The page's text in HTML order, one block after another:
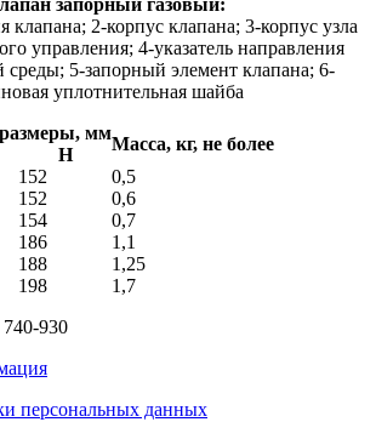
запорный газовый:
клапана; 2-корпус клапана; 3-корпус узла
управления; 4-указатель направления
среды; 5-запорный элемент клапана; 6-
уплотнительная шайба
мм
Масса, кг, не более
H
152
0,5
152
0,6
154
0,7
186
1,1
188
1,25
198
1,7
930
персональных данных